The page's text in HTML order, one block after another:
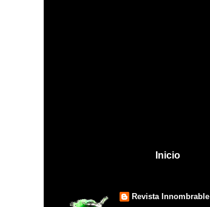
Inicio
Revista Innombrable